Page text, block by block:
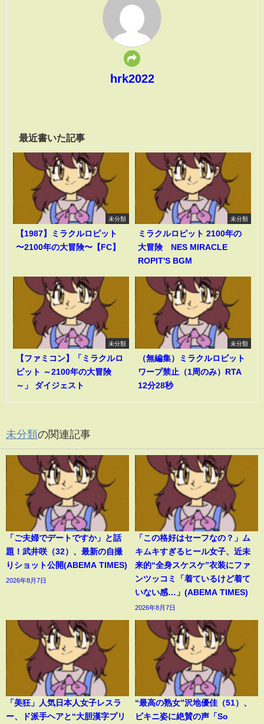
hrk2022
最近書いた記事
未分類
【1987】ミラクルロピット
〜2100年の大冒険〜【FC】
未分類
ミラクルロピット 2100年の
大冒険 NES MIRACLE
ROPIT'S BGM
未分類
【ファミコン】「ミラクルロ
ピット ～2100年の大冒険
～」 ダイジェスト
未分類
（無編集）ミラクルロピット
ワープ禁止（1周のみ）RTA
12分28秒
未分類の関連記事
「ご夫婦でデートですか」と話
題！武井咲（32）、最新の自撮
りショット公開(ABEMA TIMES)
2026年8月7日
「この格好はセーフなの？」ム
キムキすぎるヒール女子、近未
来的“全身スケスケ”衣装にファ
ンツッコミ「着ているけど着て
いない感…」(ABEMA TIMES)
2026年8月7日
「美狂」人気日本人女子レスラ
ー、ド派手ヘアと“大胆漢字プリ
“最高の熟女”沢地優佳（51）、
ビキニ姿に絶賛の声「So